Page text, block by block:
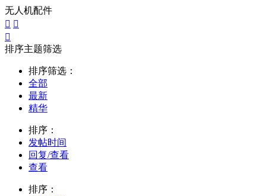
无人机配件
 

排序主题筛选
排序筛选：
全部
最新
精华
排序：
发帖时间
回复/查看
查看
排序：